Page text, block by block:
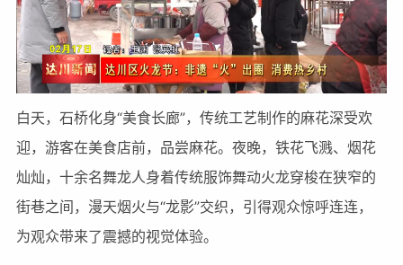
白天，石桥化身“美食长廊”，传统工艺制作的麻花深受欢
迎，游客在美食店前，品尝麻花。夜晚，铁花飞溅、烟花
灿灿，十余名舞龙人身着传统服饰舞动火龙穿梭在狭窄的
街巷之间，漫天烟火与“龙影”交织，引得观众惊呼连连，
为观众带来了震撼的视觉体验。